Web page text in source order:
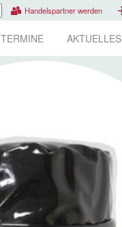
Handelspartner werden
TERMINE AKTUELLES